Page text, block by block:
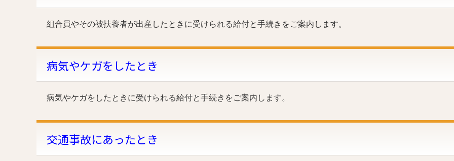
組合員やその被扶養者が出産したときに受けられる給付と手続きをご案内します。
病気やケガをしたとき
病気やケガをしたときに受けられる給付と手続きをご案内します。
交通事故にあったとき